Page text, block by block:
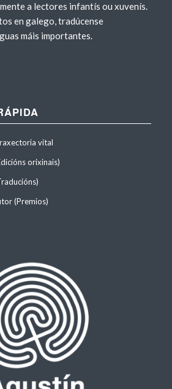
a lectores infantís ou xuvenís.
en galego, tradúcense
máis importantes.
vital
orixinais)
(Premios)